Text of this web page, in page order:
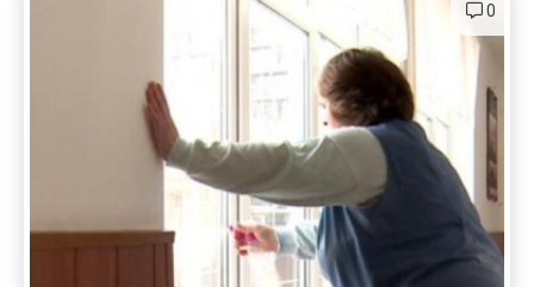
0